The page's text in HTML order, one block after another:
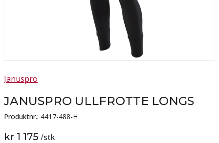
Januspro
JANUSPRO ULLFROTTE LONGS
Produktnr.: 4417-488-H
kr 1 175 /stk